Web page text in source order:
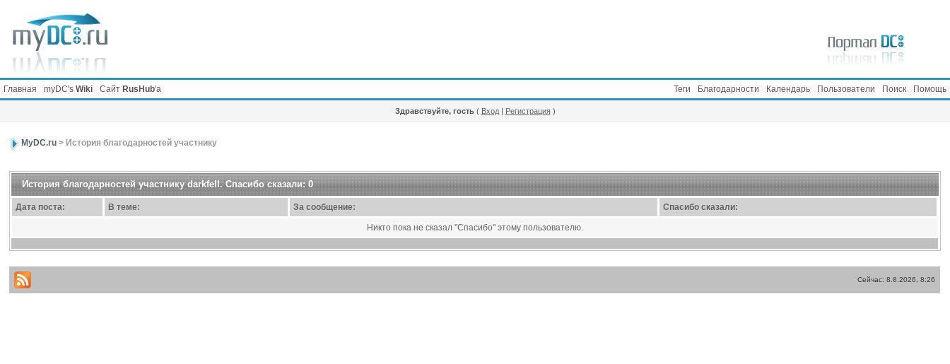
Главная myDC's Wiki Сайт RusHub'а Помощь
Поиск
Пользователи
Календарь
Благодарности
Теги
Здравствуйте, гость( Вход| Регистрация)
MyDC.ru > История благодарностей участнику
История благодарностей участнику darkfell. Спасибо сказали: 0
Дата поста: В теме: За сообщение: Спасибо сказали:
Никто пока не сказал "Спасибо" этому пользователю.
Сейчас: 8.8.2026, 8:26